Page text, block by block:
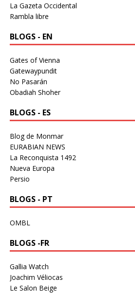
La Gazeta Occidental
Rambla libre
BLOGS - EN
Gates of Vienna
Gatewaypundit
No Pasarán
Obadiah Shoher
BLOGS - ES
Blog de Monmar
EURABIAN NEWS
La Reconquista 1492
Nueva Europa
Persio
BLOGS - PT
OMBL
BLOGS -FR
Gallia Watch
Joachim Véliocas
Le Salon Beige